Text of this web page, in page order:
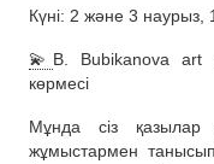
Күні: 2 және 3 наурыз,
💫 B. Bubikanova art
көрмесі
Мұнда сіз қазылар
жұмыстармен